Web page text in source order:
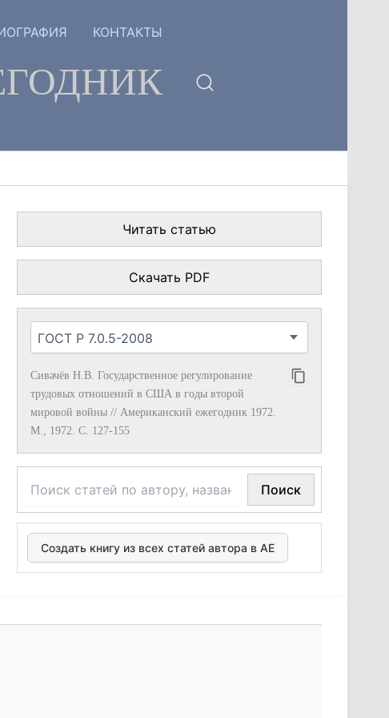
КОНТАКТЫ
Читать статью
Скачать PDF
Сивачёв Н.В. Государственное регулирование
трудовых отношений в США в годы второй
мировой войны // Американский ежегодник 1972.
М., 1972. С. 127-155
Поиск
Создать книгу из всех статей автора в АЕ